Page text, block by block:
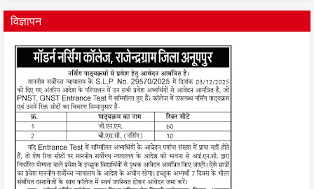
विज्ञापन